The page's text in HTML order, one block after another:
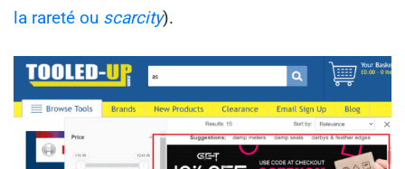
la rareté ou scarcity).